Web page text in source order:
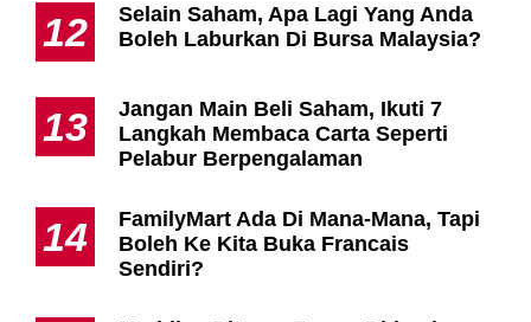
12
Selain Saham, Apa Lagi Yang Anda
Boleh Laburkan Di Bursa Malaysia?
13
Jangan Main Beli Saham, Ikuti 7
Langkah Membaca Carta Seperti
Pelabur Berpengalaman
14
FamilyMart Ada Di Mana-Mana, Tapi
Boleh Ke Kita Buka Francais
Sendiri?